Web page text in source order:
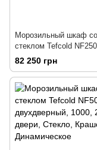
Морозильный шкаф со
стеклом Tefcold
RAL7024
82 250 грн